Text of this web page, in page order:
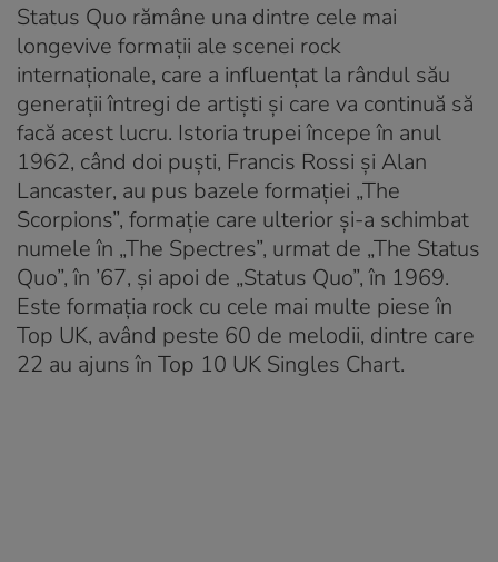
Status Quo rămâne una dintre cele mai
longevive formații ale scenei rock
internaționale, care a influențat la rândul său
generații întregi de artiști și care va continuă să
facă acest lucru. Istoria trupei începe în anul
1962, când doi puști, Francis Rossi și Alan
Lancaster, au pus bazele formației „The
Scorpions”, formație care ulterior și-a schimbat
numele în „The Spectres”, urmat de „The Status
Quo”, în ’67, și apoi de „Status Quo”, în 1969.
Este formația rock cu cele mai multe piese în
Top UK, având peste 60 de melodii, dintre care
22 au ajuns în Top 10 UK Singles Chart.